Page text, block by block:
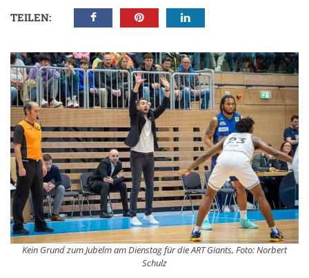
TEILEN:
Kein Grund zum Jubelm am Dienstag für die ART Giants, Foto: Norbert
Schulz